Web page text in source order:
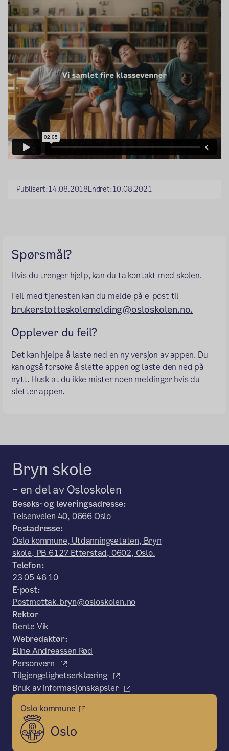
Publisert:14.08.2018Endret:10.08.2021
Spørsmål?
Hvis du trenger hjelp, kan du ta kontakt med skolen.
Feil med tjenesten kan du melde på e-post til
brukerstotteskolemelding@osloskolen.no.
Opplever du feil?
Det kan hjelpe å laste ned en ny versjon av appen. Du
kan også forsøke å slette appen og laste den ned på
nytt. Husk at du ikke mister noen meldinger hvis du
sletter appen.
Bryn skole
– en del av Osloskolen
Besøks- og leveringsadresse:
Teisenveien 40, 0666 Oslo
Postadresse:
Oslo kommune, Utdanningsetaten, Bryn
skole, PB 6127 Etterstad, 0602, Oslo.
Telefon:
23 05 46 10
E-post:
Postmottak.bryn@osloskolen.no
Rektor
Bente Vik
Webredaktør:
Eline Andreassen Rød
Personvern
Tilgjengelighetserklæring
Bruk av informasjonskapsler
Oslo kommune